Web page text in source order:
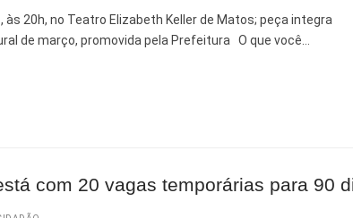
20h, no Teatro Elizabeth Keller de Matos; peça integra
de março, promovida pela Prefeitura O que você…
com 20 vagas temporárias para 90